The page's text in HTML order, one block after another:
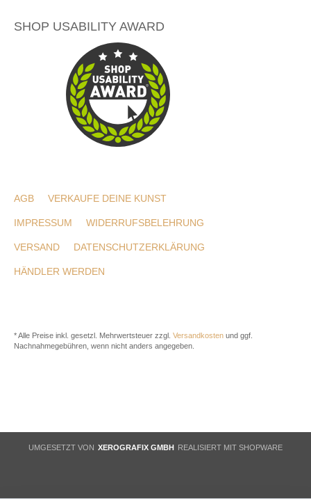
SHOP USABILITY AWARD
AGB VERKAUFE DEINE KUNST
IMPRESSUM WIDERRUFSBELEHRUNG
VERSAND DATENSCHUTZERKLÄRUNG
HÄNDLER WERDEN
* Alle Preise inkl. gesetzl. Mehrwertsteuer zzgl. Versandkosten und ggf.
Nachnahmegebühren, wenn nicht anders angegeben.
UMGESETZT VON XEROGRAFIX GMBH REALISIERT MIT SHOPWARE